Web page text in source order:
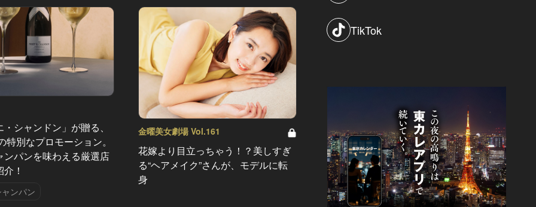
シャンドン」が贈る、
特別なプロモーション。
ンパンを味わえる厳選店
！
ンパン
金曜美女劇場 Vol.161
花嫁より目立っちゃう！？美しすぎ
る“ヘアメイク”さんが、モデルに転
身
現代の“教育・お受験”リアルドキュメ
ント Vol.34
中受に“推薦入試”で挑んだ家族が語
る！小学生に受験させることの難し
さと、親の葛藤
#教養
港区モ
最後の
ホテル
隠して
TikTok